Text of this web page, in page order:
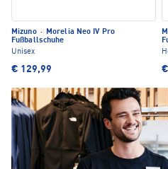
Mizuno ·
Morelia Neo IV Pro
Fußballschuhe
Unisex
€ 129,99